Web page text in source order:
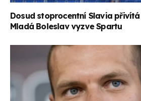
Dosud stoprocentní Slavia
Mladá Boleslav vyzve Spartu